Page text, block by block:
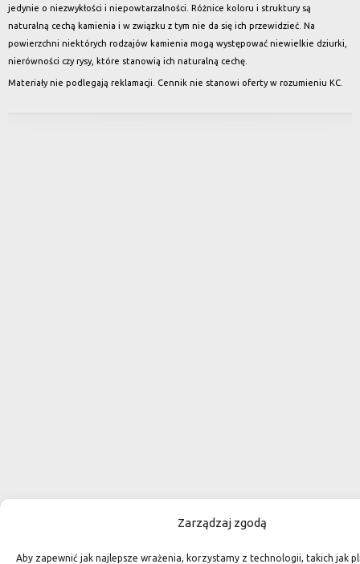
Zarządzaj zgodą
Aby zapewnić jak najlepsze wrażenia, korzystamy z technologii, takich jak
jedynie o niezwykłości i niepowtarzalności. Różnice koloru i struktury są
naturalną cechą kamienia i w związku z tym nie da się ich przewidzieć. Na
powierzchni niektórych rodzajów kamienia mogą występować niewielkie dziurki,
nierówności czy rysy, które stanowią ich naturalną cechę.
Materiały nie podlegają reklamacji. Cennik nie stanowi oferty w rozumieniu KC.